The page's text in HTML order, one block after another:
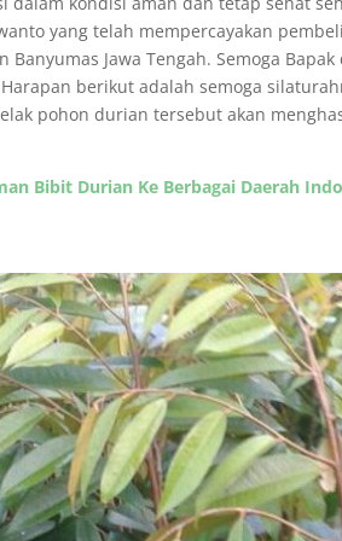
yang telah mempercayakan
Banyumas Jawa Tengah. Semoga
berikut adalah semoga
pohon durian tersebut akan
Bibit Durian Ke Berbagai Daerah